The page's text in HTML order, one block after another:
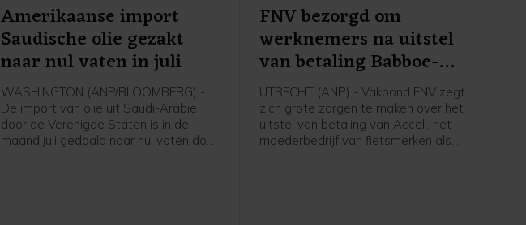
Amerikaanse import
Saudische olie gezakt
naar nul vaten in juli
WASHINGTON (ANP/BLOOMBERG) -
De import van olie uit Saudi-Arabië
door de Verenigde Staten is in de
maand juli gedaald naar nul vaten door
FNV bezorgd om
werknemers na uitstel
van betaling Babboe-
moeder
UTRECHT (ANP) - Vakbond FNV zegt
zich grote zorgen te maken over het
uitstel van betaling van Accell, het
moederbedrijf van fietsmerken als